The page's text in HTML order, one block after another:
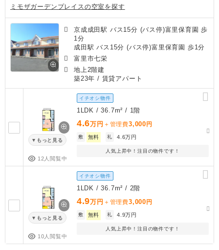
ミモザガーデンプレイスの空室を探す
京成成田駅 バス15分 (バス停)富里保育園 歩
1分
成田駅 バス15分 (バス停)富里保育園 歩1分
富里市七栄
地上2階建
築23年 / 賃貸アパート
もっと見る
12人閲覧中
イチオシ物件
1LDK / 36.7m² / 1階
4.6万円 ＋管理費3,000 円
敷 無料 礼 4.6万円
人気上昇中！注目の物件です！
もっと見る
10人閲覧中
イチオシ物件
1LDK / 36.7m² / 2階
4.9万円 ＋管理費3,000 円
敷 無料 礼 4.9万円
人気上昇中！注目の物件です！